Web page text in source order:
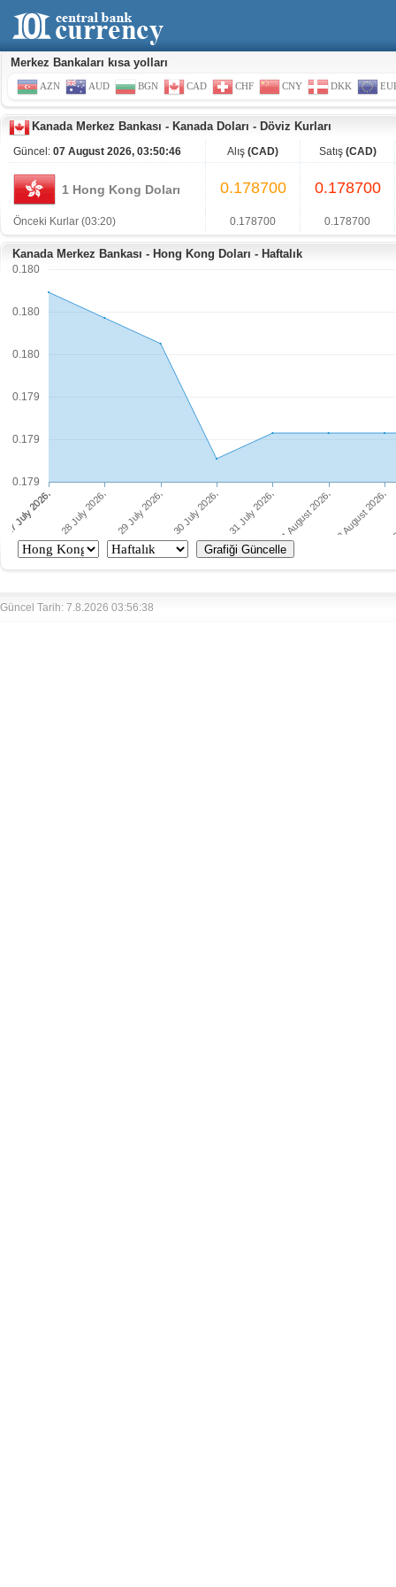
Merkez Bankaları kısa yolları
AZN AUD BGN CAD CHF CNY DKK
Kanada Merkez Bankası - Kanada Doları - Döviz Kurları
Güncel: 07 August 2026, 03:50:46 Alış (CAD) Satış (CAD)
1 Hong Kong Doları 0.178700 0.178700
Önceki Kurlar (03:20) 0.178700 0.178700
Kanada Merkez Bankası - Hong Kong Doları - Haftalık
0.180
0.180
0.180
0.179
0.179
0.179
Güncel Tarih: 7.8.2026 03:56:38